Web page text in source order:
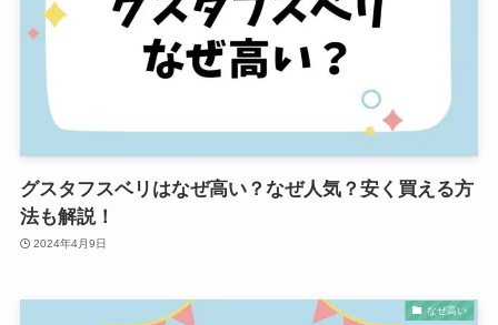
グスタフスベリはなぜ高い？なぜ人気？安く買える方
法も解説！
2024年4月9日
なぜ高い